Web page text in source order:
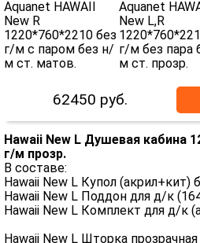
62450 руб.
Hawaii New L Душевая кабина
г/м прозр.
В составе:
Hawaii New L Купол
Hawaii New L Поддон
Hawaii New L Комплект для д/к
Hawaii New L Шторка